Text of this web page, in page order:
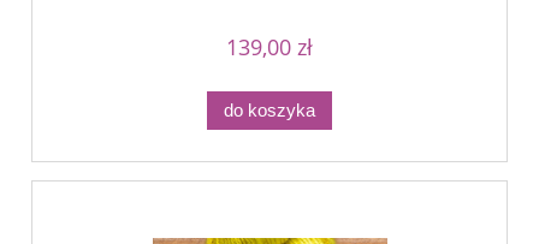
139,00 zł
do koszyka